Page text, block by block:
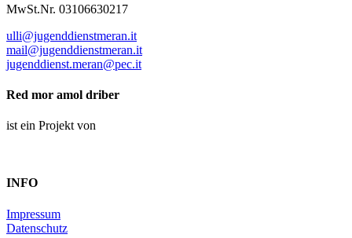
MwSt.Nr. 03106630217
ulli@jugenddienstmeran.it
mail@jugenddienstmeran.it
jugenddienst.meran@pec.it
Red mor amol driber
ist ein Projekt von
INFO
Impressum
Datenschutz